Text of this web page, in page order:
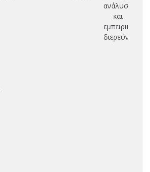
ανάλυση
και
εμπειρική
διερεύνηση